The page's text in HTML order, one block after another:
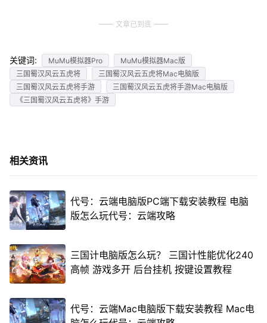
文章已到底
关键词: MuMu模拟器Pro
MuMu模拟器Mac版
三国蜀汉风云五虎将
三国蜀汉风云五虎将Mac电脑版
三国蜀汉风云五虎将手游
三国蜀汉风云五虎将手游Mac电脑版
《三国蜀汉风云五虎将》手游
相关资讯
代号：云端电脑版PC端下载安装教程 电脑
版怎么玩代号：云端攻略
三国计电脑版怎么玩？ 三国计性能优化240
高帧 游戏多开 后台挂机 按键设置教程
代号：云端Mac电脑版下载安装教程 Mac电